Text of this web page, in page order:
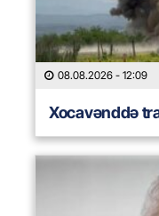
08.08.2026 - 12:09
Xocavənddə